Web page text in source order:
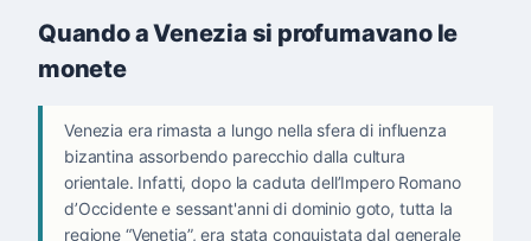
Quando a Venezia si profumavano le
monete
Venezia era rimasta a lungo nella sfera di influenza
bizantina assorbendo parecchio dalla cultura
orientale. Infatti, dopo la caduta dell’Impero Romano
d’Occidente e sessant'anni di dominio goto, tutta la
regione “Venetia”, era stata conquistata dal generale